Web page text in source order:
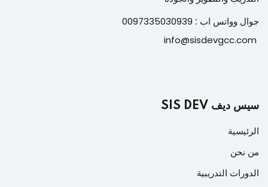
جوال وواتس اب :
info@sisdevgcc.com
سيس ديف SIS DEV
الرئيسية
من نحن
الدورات التدريبية